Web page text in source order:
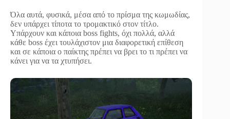
Όλα αυτά, φυσικά, μέσα από το πρίσμα της κωμωδίας,
δεν υπάρχει τίποτα το τρομακτικό στον τίτλο.
Υπάρχουν και κάποια boss fights, όχι πολλά, αλλά
κάθε boss έχει τουλάχιστον μια διαφορετική επίθεση
και σε κάποια ο παίκτης πρέπει να βρει το τι πρέπει να
κάνει για να τα χτυπήσει.